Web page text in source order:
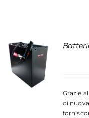
Grazie
di